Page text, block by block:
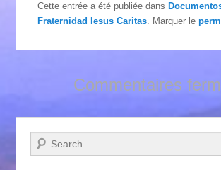
Cette entrée a été publiée dans
Fraternidad Iesus Caritas . Marquer le
Commentaires
Recherche